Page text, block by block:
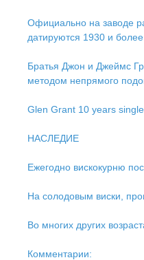
Официально на заводе
датируются 1930 и
Братья Джон и Джеймс
методом непрямого
Glen Grant 10 years
НАСЛЕДИЕ
Ежегодно вискокурню
На солодовым виски,
Во многих других
Комментарии: